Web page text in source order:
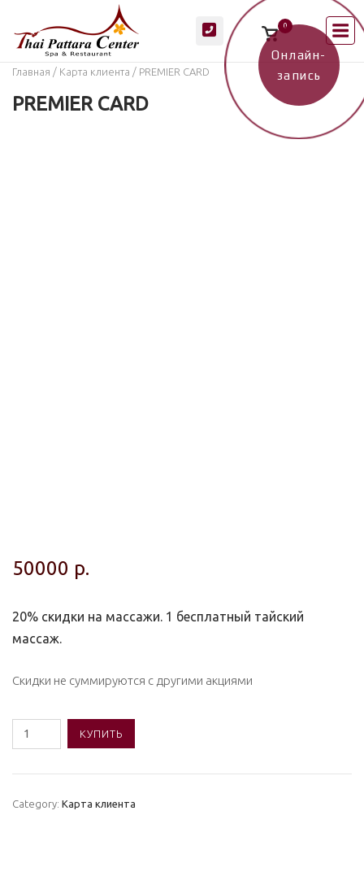
содержанию
Просмотр
корзины
покупок
0
Главная / Карта клиента / PREMIER CARD
PREMIER CARD
50000 р.
20% скидки на массажи. 1 бесплатный тайский
массаж.
Скидки не суммируются с другими акциями
Количество
товара
КУПИТЬ
Category: Карта клиента
Онлайн-
запись